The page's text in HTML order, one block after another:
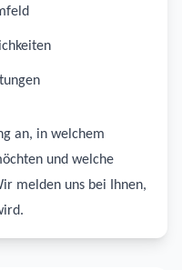
an, in welchem
und welche
melden uns bei Ihnen,